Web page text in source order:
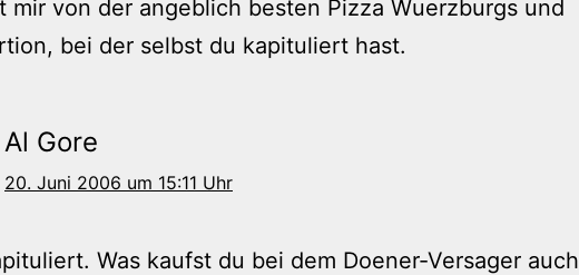
mir von der angeblich besten Pizza Wuerzburgs und
bei der selbst du kapituliert hast.
Al Gore
20. Juni 2006 um 15:11 Uhr
Was kaufst du bei dem Doener-Versager auch